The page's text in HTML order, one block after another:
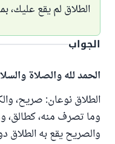
الطلاق لم يقع عليك،
الجواب
الحمد لله والصلاة
الطلاق نوعان: صريح،
وما تصرف منه، كطالق،
والصريح يقع به الطلاق